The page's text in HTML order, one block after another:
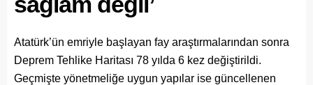
Atatürk’ün emriyle başlayan fay araştırmalarından sonra
Deprem Tehlike Haritası 78 yılda 6 kez değiştirildi.
Geçmişte yönetmeliğe uygun yapılar ise güncellenen